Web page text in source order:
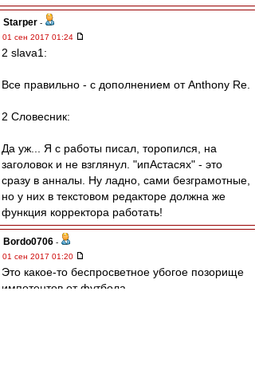
Starper -
01 сен 2017 01:24
2 slava1:
Все правильно - с дополнением от Anthony Re.
2 Словесник:
Да уж... Я с работы писал, торопился, на
заголовок и не взглянул. "ипАстасях" - это
сразу в анналы. Ну ладно, сами безграмотные,
но у них в текстовом редакторе должна же
функция корректора работать!
Bordo0706 -
01 сен 2017 01:20
Это какое-то беспросветное убогое позорище
импотентов от футбола.